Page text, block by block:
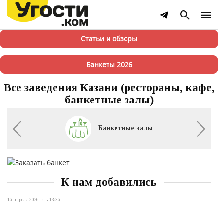
Статьи и обзоры
Банкеты 2026
Все заведения Казани (рестораны, кафе,
банкетные залы)
Банкетные залы
К нам добавились
16 апреля 2026 г. в 13:36